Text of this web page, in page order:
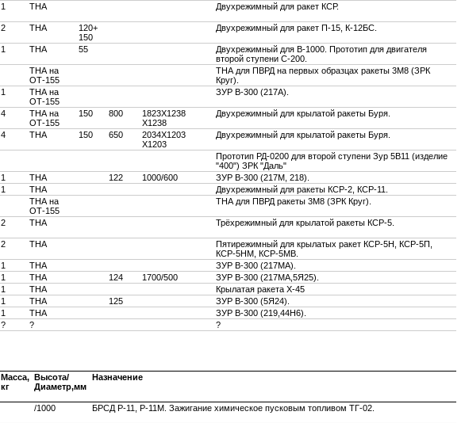
1 ТНА Двухрежимный для ракет КСР.
2 ТНА
120+
150
Двухрежимный для ракет П-15, К-12БС.
1 ТНА 55
Двухрежимный для В-1000. Прототип для двигателя
второй ступени С-200.
ТНА на
ОТ-155
ТНА для ПВРД на первых образцах ракеты 3М8 (ЗРК
Круг).
1
ТНА на
ОТ-155
ЗУР В-300 (217А).
4
ТНА на
ОТ-155
150 800
1823Х1238
Х1238
Двухрежимный для крылатой ракеты Буря.
4 ТНА 150 650
2034Х1203
Х1203
Двухрежимный для крылатой ракеты Буря.
Прототип РД-0200 для второй ступени Зур 5В11 (изделие
"400") ЗРК "Даль"
1 ТНА 122 1000/600
ЗУР В-300 (217М, 218).
1 ТНА
Двухрежимный для ракеты КСР-2, КСР-11.
ТНА на
ОТ-155
ТНА для ПВРД ракеты 3М8 (ЗРК Круг).
2 ТНА Трёхрежимный для крылатой ракеты КСР-5.
2 ТНА
Пятирежимный для крылатых ракет КСР-5Н, КСР-5П,
КСР-5НМ, КСР-5МВ.
1 ТНА
ЗУР В-300 (217МА).
1 ТНА 124 1700/500
ЗУР В-300 (217МА,5Я25).
1 ТНА
Крылатая ракета Х-45
1 ТНА 125
ЗУР В-300 (5Я24).
1 ТНА
ЗУР В-300 (219,44Н6).
? ? ?
Масса,
кг
Высота/
Диаметр,мм
Назначение
/1000 БРСД Р-11, Р-11М. Зажигание химическое пусковым топливом ТГ-02.